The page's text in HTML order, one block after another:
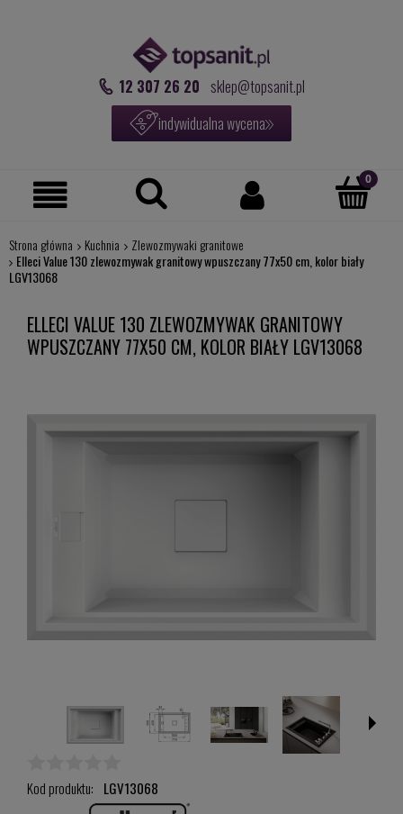
12 307 26 20 sklep@topsanit.pl
indywidualna wycena
Strona główna Kuchnia
Zlewozmywaki granitowe
Elleci Value 130 zlewozmywak granitowy wpuszczany 77x50 cm, kolor biały
LGV13068
ELLECI VALUE 130 ZLEWOZMYWAK GRANITOWY
WPUSZCZANY 77X50 CM, KOLOR BIAŁY LGV13068
Kod produktu: LGV13068